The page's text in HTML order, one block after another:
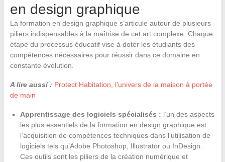
en design graphique
La formation en design graphique s’articule autour de plusieurs
piliers indispensables à la maîtrise de cet art complexe. Chaque
étape du processus éducatif vise à doter les étudiants des
compétences nécessaires pour réussir dans ce domaine en
constante évolution.
A lire aussi : Protect Habitation, l’univers de la maison à portée
de main
Apprentissage des logiciels spécialisés : l’un des aspects
les plus essentiels de la formation en design graphique est
l’acquisition de compétences techniques dans l’utilisation de
logiciels tels qu’Adobe Photoshop, Illustrator ou InDesign.
Ces outils sont les piliers de la création numérique et